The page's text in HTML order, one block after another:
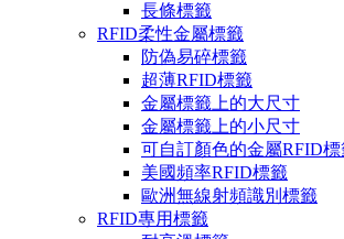
長條標籤
RFID柔性金屬標籤
防偽易碎標籤
超薄RFID標籤
金屬標籤上的大尺寸
金屬標籤上的小尺寸
可自訂顏色的金屬RFID標
美國頻率RFID標籤
歐洲無線射頻識別標籤
RFID專用標籤